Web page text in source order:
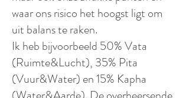
waar ons risico het hoogst ligt om
uit balans te raken.
Ik heb bijvoorbeeld 50% Vata
(Ruimte&Lucht), 35% Pita
(Vuur&Water) en 15% Kapha